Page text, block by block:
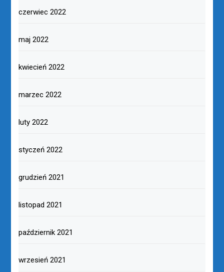
czerwiec 2022
maj 2022
kwiecień 2022
marzec 2022
luty 2022
styczeń 2022
grudzień 2021
listopad 2021
październik 2021
wrzesień 2021